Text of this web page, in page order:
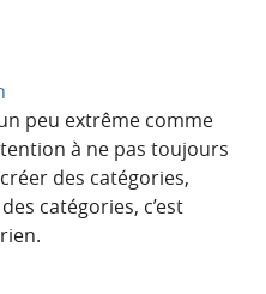
peu extrême comme
à ne pas toujours
des catégories,
catégories, c’est